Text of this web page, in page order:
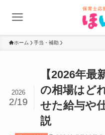
ホーム 手当・補助
【2026年最
の相場はど
せた給与や
説
2026
2/19